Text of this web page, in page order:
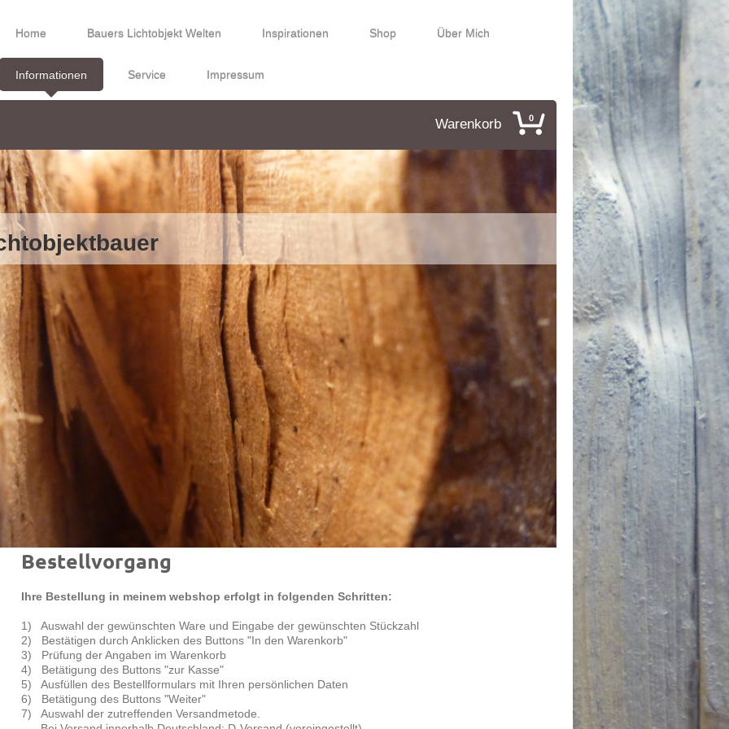
Home Bauers Lichtobjekt Welten Inspirationen Shop Über Mich
Informationen Service Impressum
0
Warenkorb
Bestellvorgang
Ihre Bestellung in meinem webshop erfolgt in folgenden Schritten:
1) Auswahl der gewünschten Ware und Eingabe der gewünschten Stückzahl
2) Bestätigen durch Anklicken des Buttons "In den Warenkorb"
3) Prüfung der Angaben im Warenkorb
4) Betätigung des Buttons "zur Kasse"
5) Ausfüllen des Bestellformulars mit Ihren persönlichen Daten
6) Betätigung des Buttons "Weiter"
7) Auswahl der zutreffenden Versandmetode.